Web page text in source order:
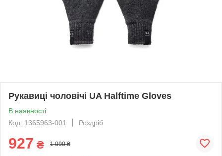
Рукавиці чоловічі UA Halftime Gloves
В наявності
Код: 1365963-001
Роздріб
927 ₴ 1 090 ₴